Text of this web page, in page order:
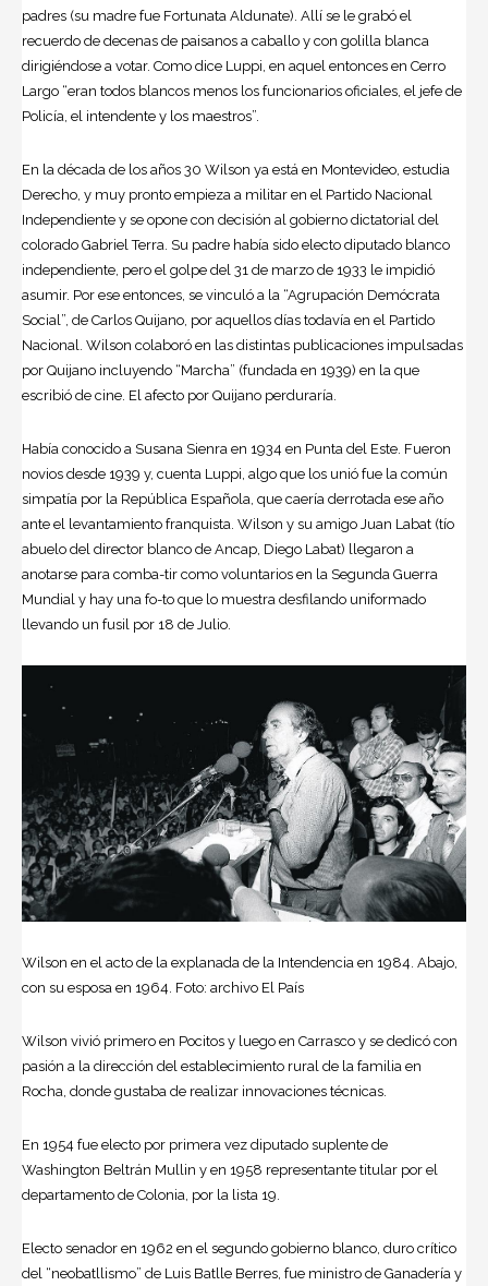
padres (su madre fue Fortunata Aldunate). Allí se le grabó el
recuerdo de decenas de paisanos a caballo y con golilla blanca
dirigiéndose a votar. Como dice Luppi, en aquel entonces en Cerro
Largo “eran todos blancos menos los funcionarios oficiales, el jefe de
Policía, el intendente y los maestros”.
En la década de los años 30 Wilson ya está en Montevideo , estudia
Derecho, y muy pronto empieza a militar en el Partido Nacional
Independiente y se opone con decisión al gobierno dictatorial del
colorado Gabriel Terra. Su padre había sido electo diputado blanco
independiente, pero el golpe del 31 de marzo de 1933 le impidió
asumir. Por ese entonces, se vinculó a la “Agrupación Demócrata
Social”, de Carlos Quijano, por aquellos días todavía en el Partido
Nacional. Wilson colaboró en las distintas publicaciones impulsadas
por Quijano incluyendo “Marcha” (fundada en 1939) en la que
escribió de cine. El afecto por Quijano perduraría.
Había conocido a Susana Sienra en 1934 en Punta del Este. Fueron
novios desde 1939 y, cuenta Luppi, algo que los unió fue la común
simpatía por la República Española, que caería derrotada ese año
ante el levantamiento franquista. Wilson y su amigo Juan Labat (tío
abuelo del director blanco de Ancap, Diego Labat) llegaron a
anotarse para comba-tir como voluntarios en la Segunda Guerra
Mundial y hay una fo-to que lo muestra desfilando uniformado
llevando un fusil por 18 de Julio.
Wilson en el acto de la explanada de la Intendencia en 1984. Abajo,
con su esposa en 1964. Foto: archivo El País
Wilson vivió primero en Pocitos y luego en Carrasco y se dedicó con
pasión a la dirección del establecimiento rural de la familia en
Rocha, donde gustaba de realizar innovaciones técnicas.
En 1954 fue electo por primera vez diputado suplente de
Washington Beltrán Mullin y en 1958 representante titular por el
departamento de Colonia, por la lista 19.
Electo senador en 1962 en el segundo gobierno blanco, duro crítico
del “neobatllismo” de Luis Batlle Berres, fue ministro de Ganadería y